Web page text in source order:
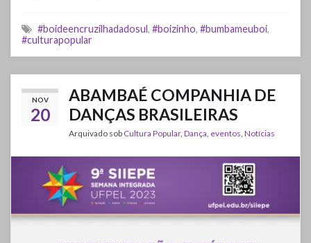
#boideencruzilhadadosul, #boizinho, #bumbameuboi,
#culturapopular
NOV
20
ABAMBAÉ COMPANHIA DE
DANÇAS BRASILEIRAS
Arquivado sob Cultura Popular, Dança eventos Notícias